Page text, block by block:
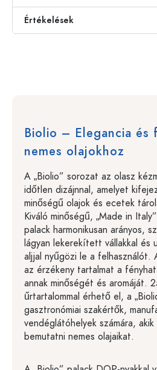
Értékelések
Biolio – Elegancia és
nemes olajokhoz
A „Biolio” sorozat az olasz
időtlen dizájnnal, amelyet
minőségű olajok és ecetek
Kiváló minőségű, „Made in
palack harmonikusan arányos,
lágyan lekerekített vállakkal és
aljjal nyűgözi le a felhasználót.
az érzékeny tartalmat a
annak minőségét és aromáját.
űrtartalommal érhető el, a
gasztronómiai szakértők,
vendéglátóhelyek számára,
bemutatni nemes olajaikat.